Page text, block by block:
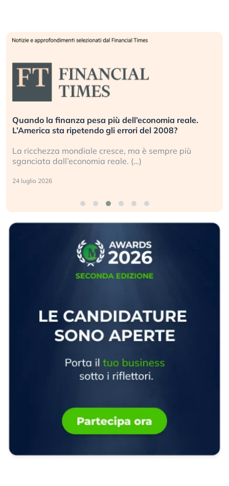
Russia e Cina pronti a spegnere Starlink. Gli
investitori stanno sottovalutando il rischio?
Gli investitori tech continuano a ignorare il rischio
geopolitico: il (…)
17 luglio 2026